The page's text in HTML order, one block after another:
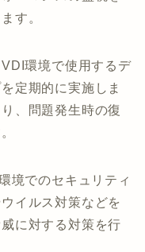
す。
環境で使用するデ
定期的に実施しま
、問題発生時の復
境でのセキュリティ
イルス対策などを
に対する対策を行